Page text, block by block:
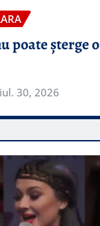
poate șterge
iul. 30, 2026